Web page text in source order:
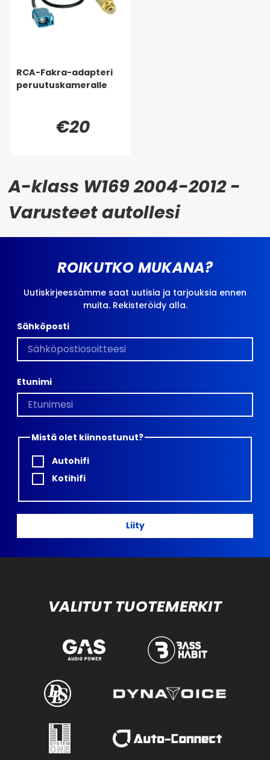
RCA-Fakra-adapteri
peruutuskameralle
€20
A-klass W169 2004-2012 -
Varusteet autollesi
ROIKUTKO MUKANA?
Uutiskirjeessämme saat uutisia ja tarjouksia ennen
muita. Rekisteröidy alla.
Sähköposti
Etunimi
Mistä olet kiinnostunut?
Autohifi
Kotihifi
Liity
VALITUT TUOTEMERKIT